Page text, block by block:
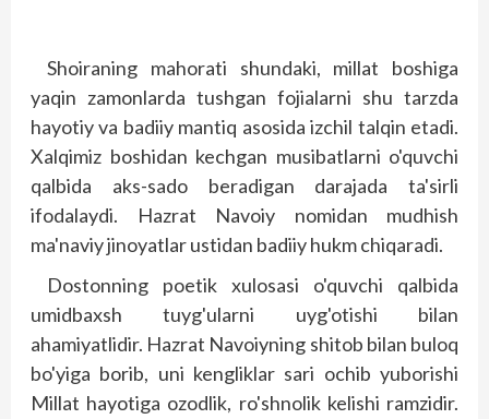
Shoiraning mahorati shundaki, millat boshiga
yaqin zamonlarda tushgan fojialarni shu tarzda
hayotiy va badiiy mantiq asosida izchil talqin etadi.
Xalqimiz boshidan kechgan musibatlarni o'quvchi
qalbida aks-sado beradigan darajada ta'sirli
ifodalaydi. Hazrat Navoiy nomidan mudhish
ma'naviy jinoyatlar ustidan badiiy hukm chiqaradi.
Dostonning poetik xulosasi o'quvchi qalbida
umidbaxsh tuyg'ularni uyg'otishi bilan
ahamiyatlidir. Hazrat Navoiyning shitob bilan buloq
bo'yiga borib, uni kengliklar sari ochib yuborishi
Millat hayotiga ozodlik, ro'shnolik kelishi ramzidir.